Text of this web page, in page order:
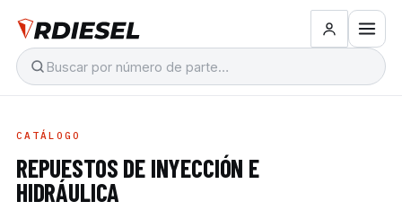
CATÁLOGO
REPUESTOS DE INYECCIÓN E
HIDRÁULICA